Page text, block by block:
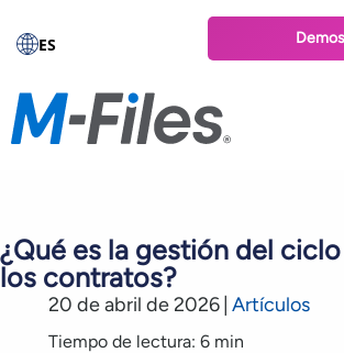
ES
¿Qué es la gestión del
los contratos?
20 de abril de 2026 Artículos
Tiempo de lectura: 6 min